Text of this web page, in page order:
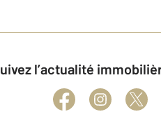
Suivez l’actualité